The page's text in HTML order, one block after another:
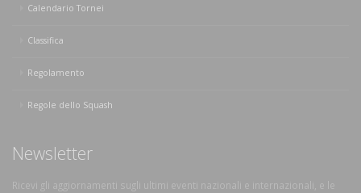
Calendario Tornei
Classifica
Regolamento
Regole dello Squash
Newsletter
Ricevi gli aggiornamenti sugli ultimi eventi nazionali e internazionali, e le